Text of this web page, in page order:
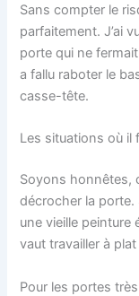
Sans compter le
parfaitement. J’ai
porte qui ne
a fallu raboter le
casse-tête.
Les situations où il
Soyons honnêtes,
décrocher la
une vieille peinture
vaut travailler à
Pour les portes